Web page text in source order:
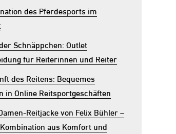
des Pferdesports im
Schnäppchen: Outlet
für Reiterinnen und Reiter
des Reitens: Bequemes
in Online Reitsportgeschäften
Reitjacke von Felix Bühler –
aus Komfort und